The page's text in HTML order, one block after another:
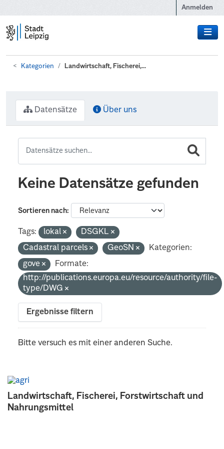
Anmelden
Kategorien Landwirtschaft, Fischerei,...
Landwirtschaft, Fischerei, Forstwirtschaft und
Nahrungsmittel
Datensätze Über uns
Keine Datensätze gefunden
Sortieren nach
Tags: lokal
DSGKL
Cadastral parcels
GeoSN
Kategorien:
gove
Formate:
http://publications.europa.eu/resource/authority/file-
type/DWG
Ergebnisse filtern
Bitte versuch es mit einer anderen Suche.